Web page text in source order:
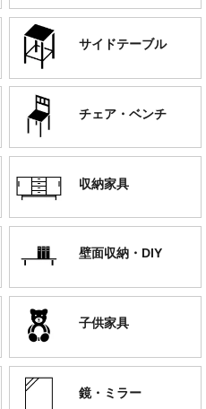
サイドテーブル
チェア・ベンチ
収納家具
壁面収納・DIY
子供家具
鏡・ミラー